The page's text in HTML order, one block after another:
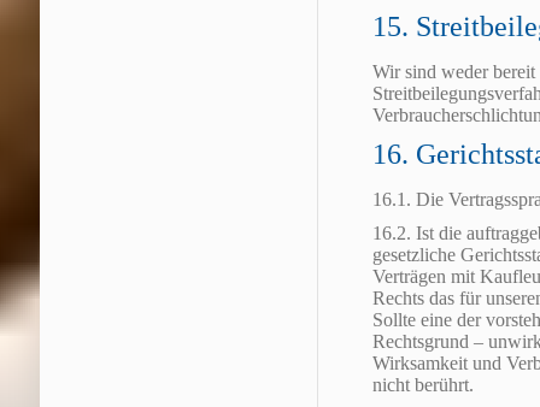
15.
Wir sind weder
16.
16.1. Die
16.2. Ist die
gesetzliche
Verträgen mit
Rechts das für
Sollte eine der
Rechtsgrund –
Wirksamkeit und
nicht berührt.